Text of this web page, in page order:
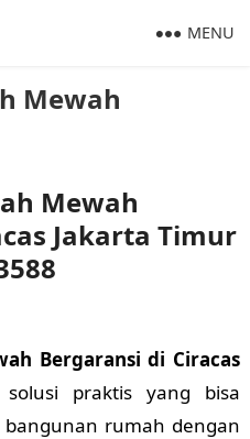
Mewah
MENU
Mewah
Jakarta Timur
Bergaransi di Ciracas
praktis yang bisa
rumah dengan